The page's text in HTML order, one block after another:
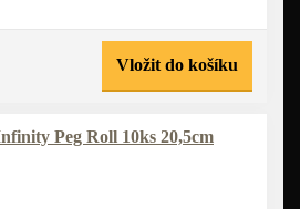
Vložit do košíku
Peg Roll 10ks 20,5cm